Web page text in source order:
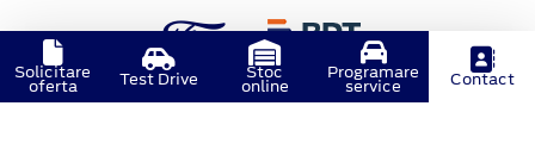
Solicitare
oferta Test Drive Stoc
online
Programare
service Contact